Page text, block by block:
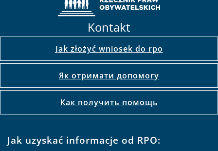
Kontakt
Jak złożyć wniosek do rpo
Як отримати допомогу
Как получить помощь
Jak uzyskać informacje od RPO: